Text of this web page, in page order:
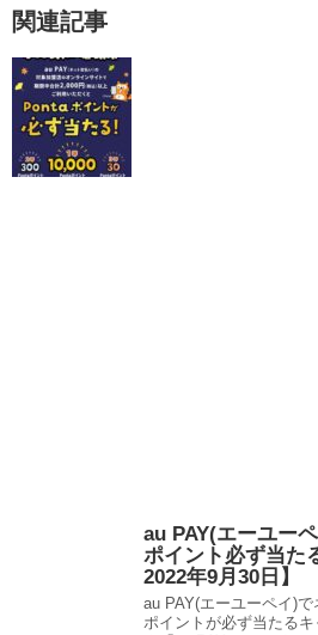
関連記事
au PAY(エーユー
ポイント必ず当た
2022年9月30日】
au PAY(エーユーペイ)
ポイントが必ず当たるキ